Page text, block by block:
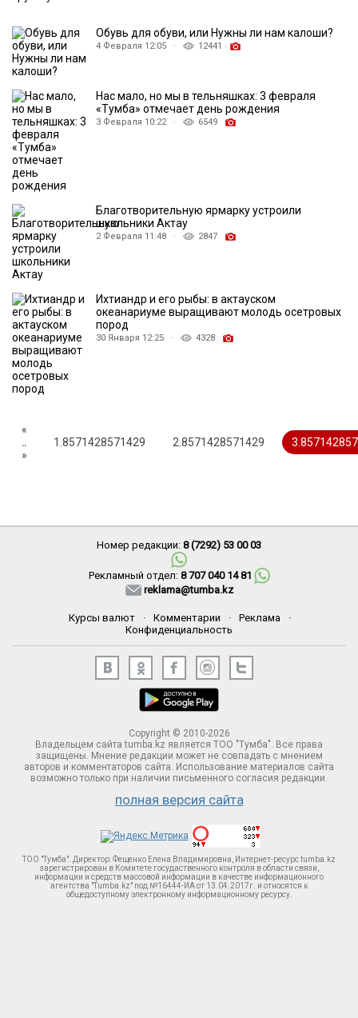
Обувь для обуви, или Нужны ли нам калоши?
4 Февраля 12:05 · 12441
Нас мало, но мы в тельняшках: 3 февраля
«Тумба» отмечает день рождения
3 Февраля 10:22 · 6549
Благотворительную ярмарку устроили
школьники Актау
2 Февраля 11:48 · 2847
Ихтиандр и его рыбы: в актауском
океанариуме выращивают молодь осетровых
пород
30 Января 12:25 · 4328
«
..
1.8571428571429 2.8571428571429
»
Номер редакции: 8 (7292) 53 00 03
Рекламный отдел: 8 707 040 14 81
reklama@tumba.kz
Курсы валют · Комментарии · Реклама
·
Конфиденциальность
Copyright © 2010-2026
Владельцем сайта tumba.kz является ТОО "Тумба". Все права
защищены. Мнение редакции может не совпадать с мнением
авторов и комментаторов сайта. Использование материалов сайта
возможно только при наличии письменного согласия редакции.
полная версия сайта
ТОО "Тумба". Директор: Фещенко Елена Владимировна, Интернет-ресурс tumba.kz
зарегистрирован в Комитете госудаственного контроля в области связи,
информации и средств массовой информации в качестве информационного
агентства "Tumba.kz" под №16444-ИА от 13.04.2017г. и относятся к
общедоступному электронному информационному ресурсу.